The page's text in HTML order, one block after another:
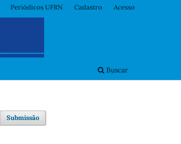
Buscar
Periódicos UFRN Cadastro Acesso
Submissão